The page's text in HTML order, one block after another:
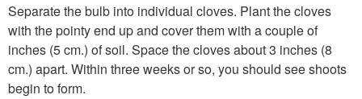
Separate the bulb into individual cloves. Plant the cloves
with the pointy end up and cover them with a couple of
inches (5 cm.) of soil. Space the cloves about 3 inches (8
cm.) apart. Within three weeks or so, you should see shoots
begin to form.